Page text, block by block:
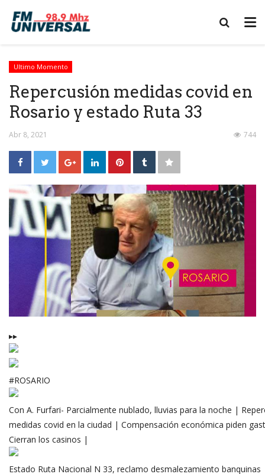
Ultimo Momento
Repercusión medidas covid en
Rosario y estado Ruta 33
Abr 8, 2021 744
▸▸
#ROSARIO
Con A. Furfari- Parcialmente nublado, lluvias para la noche |
medidas covid en la ciudad | Compensación económica piden
Cierran los casinos |
Estado Ruta Nacional N 33, reclamo desmalezamiento banquinas